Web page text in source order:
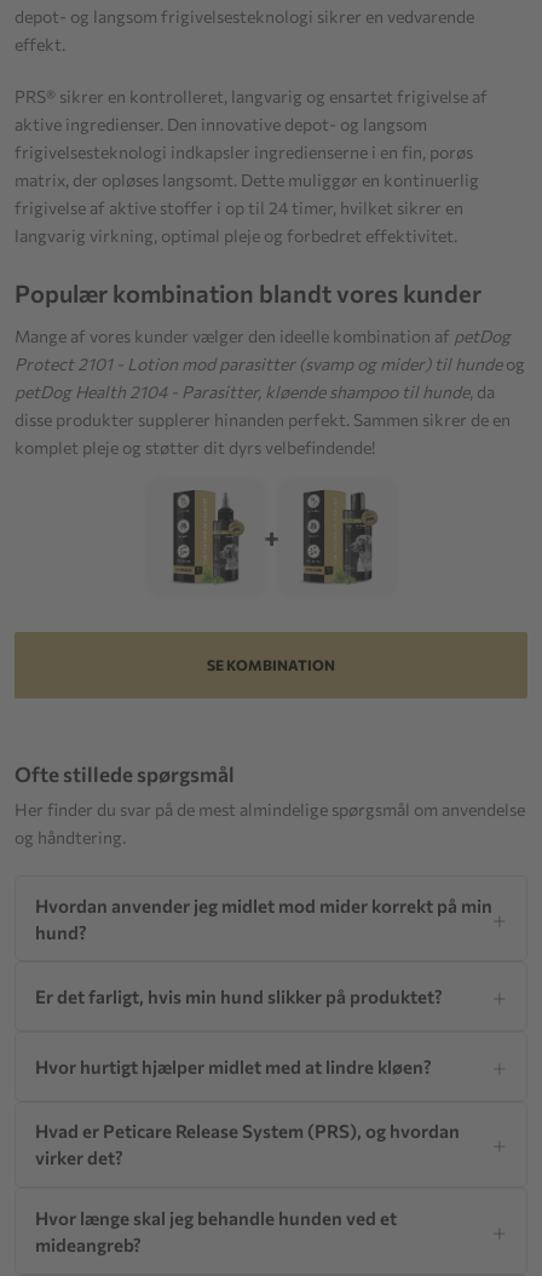
depot- og langsom frigivelsesteknologi sikrer en vedvarende
effekt.
PRS® sikrer en kontrolleret, langvarig og ensartet frigivelse af
aktive ingredienser. Den innovative depot- og langsom
frigivelsesteknologi indkapsler ingredienserne i en fin, porøs
matrix, der opløses langsomt. Dette muliggør en kontinuerlig
frigivelse af aktive stoffer i op til 24 timer, hvilket sikrer en
langvarig virkning, optimal pleje og forbedret effektivitet.
Populær kombination blandt vores kunder
Mange af vores kunder vælger den ideelle kombination af petDog
Protect 2101 - Lotion mod parasitter (svamp og mider) til hundeog
petDog Health 2104 - Parasitter, kløende shampoo til hunde, da
disse produkter supplerer hinanden perfekt. Sammen sikrer de en
komplet pleje og støtter dit dyrs velbefindende!
+
SE KOMBINATION
Ofte stillede spørgsmål
Her finder du svar på de mest almindelige spørgsmål om anvendelse
og håndtering.
Hvordan anvender jeg midlet mod mider korrekt på min
hund?
Er det farligt, hvis min hund slikker på produktet?
Hvor hurtigt hjælper midlet med at lindre kløen?
Hvad er Peticare Release System (PRS), og hvordan
virker det?
Hvor længe skal jeg behandle hunden ved et
mideangreb?